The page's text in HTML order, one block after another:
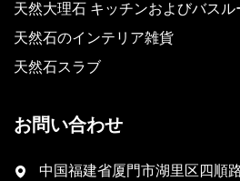
天然大理石 キッチンおよびバスル
天然石のインテリア雑貨
天然石スラブ
お問い合わせ
中国福建省厦門市湖里区四順